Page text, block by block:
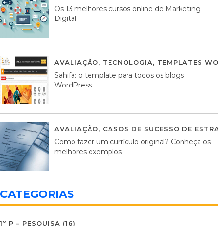
Os 13 melhores cursos online de Marketing
Digital
AVALIAÇÃO, TECNOLOGIA, TEMPLATES
Sahifa: o template para todos os blogs
WordPress
AVALIAÇÃO, CASOS DE SUCESSO DE
Como fazer um currículo original? Conheça os
melhores exemplos
CATEGORIAS
1º P – PESQUISA (16)